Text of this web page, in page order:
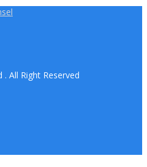
All Right Reserved